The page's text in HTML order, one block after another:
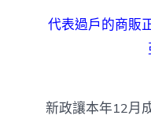
代表過戶的商販
新政讓本年12月成